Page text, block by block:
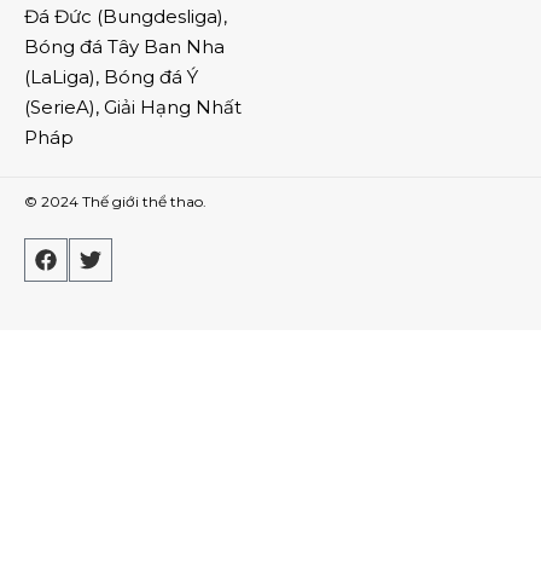
Đá Đức (Bungdesliga),
Bóng đá Tây Ban Nha
(LaLiga), Bóng đá Ý
(SerieA), Giải Hạng Nhất
Pháp
© 2024 Thế giới thể thao.